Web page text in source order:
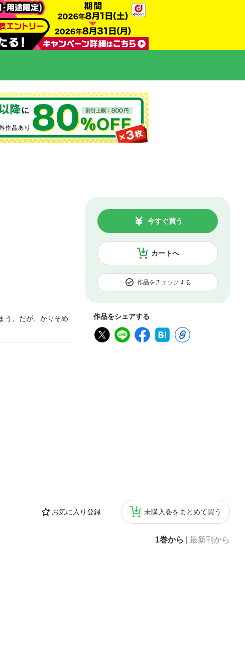
カートへ
今すぐ買う
作品をチェックする
作品をシェアする
お気に入り登録 未購入巻をまとめて買う
1巻から 最新刊から
う。だが、かりそめ